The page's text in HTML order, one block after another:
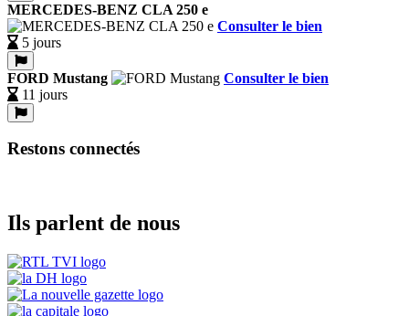
MERCEDES-BENZ CLA 250 e
Consulter le bien
5 jours
FORD Mustang
Consulter le bien
11 jours
Restons connectés
Ils parlent de nous